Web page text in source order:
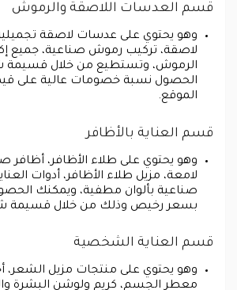
قسم العدسات اللاصقة والرموش
وهو يحتوي على عدسات لاصقة
لاصقة، تركيب رموش صناعية، جميع
الرموش، وتستطيع من خلال قسيمة
الحصول نسبة خصومات عالية على
الموقع.
قسم العناية بالأظافر
وهو يحتوي على طلاء الأظافر، أظافر
لامعة، مزيل طلاء الأظافر، أدوات
صناعية بألوان مطفية، ويمكنك
بسعر رخيص وذلك من خلال قسيمة
قسم العناية الشخصية
وهو يحتوي على منتجات مزيل الشعر،
معطر الجسم، كريم ولوشن البشرة